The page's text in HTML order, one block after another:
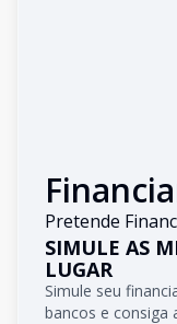
Pretende
SIMULE AS
LUGAR
Simule seu
bancos e consiga